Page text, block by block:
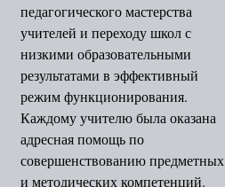
педагогического мастерства
учителей и переходу школ с
низкими образовательными
результатами в эффективный
режим функционирования.
Каждому учителю была оказана
адресная помощь по
совершенствованию предметных
и методических компетенций.